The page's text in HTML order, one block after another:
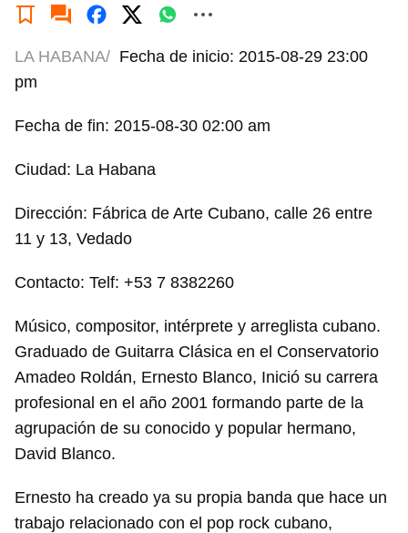
LA HABANA/ Fecha de inicio: 2015-08-29 23:00
pm
Fecha de fin: 2015-08-30 02:00 am
Ciudad: La Habana
Dirección: Fábrica de Arte Cubano, calle 26 entre
11 y 13, Vedado
Contacto: Telf: +53 7 8382260
Músico, compositor, intérprete y arreglista cubano.
Graduado de Guitarra Clásica en el Conservatorio
Amadeo Roldán, Ernesto Blanco, Inició su carrera
profesional en el año 2001 formando parte de la
agrupación de su conocido y popular hermano,
David Blanco.
Ernesto ha creado ya su propia banda que hace un
trabajo relacionado con el pop rock cubano,